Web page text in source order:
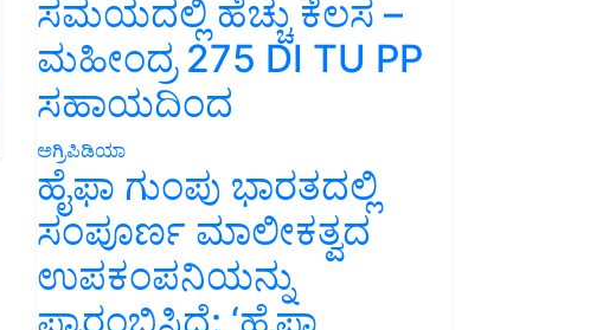
ಸಮಯದಲ್ಲಿ ಹೆಚ್ಚು ಕೆಲಸ –
ಮಹೀಂದ್ರ 275 DI TU PP
ಸಹಾಯದಿಂದ
ಅಗ್ರಿಪಿಡಿಯಾ
ಹೈಫಾ ಗುಂಪು ಭಾರತದಲ್ಲಿ
ಸಂಪೂರ್ಣ ಮಾಲೀಕತ್ವದ
ಉಪಕಂಪನಿಯನ್ನು